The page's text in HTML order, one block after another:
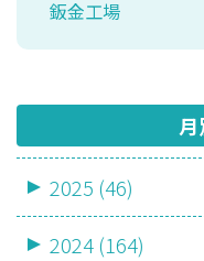
鈑金工場
2025 (46)
2024 (164)